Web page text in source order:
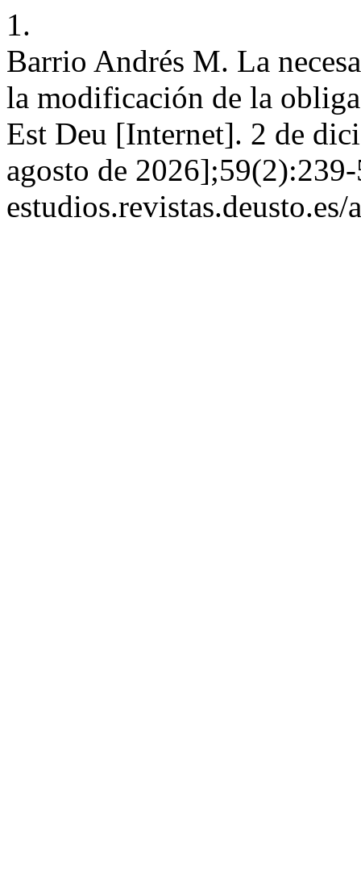
1.
Barrio Andrés M. La
la modificación de la
Est Deu [Internet]. 2 de
agosto de